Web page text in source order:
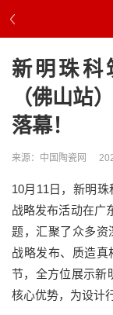
新明珠科
（佛山站
落幕！
来源：中国陶瓷网
10月11日，新明
战略发布活动在广
题，汇聚了众多资
战略发布、质造
节，全方位展示新
核心优势，为设计